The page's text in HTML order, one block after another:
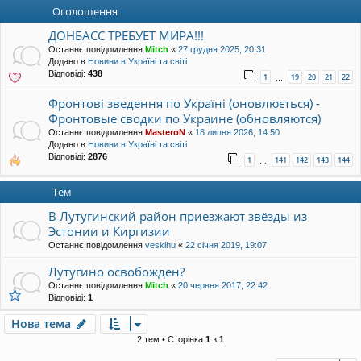
Оголошення
ДОНБАСС ТРЕБУЕТ МИРА!!!
Останнє повідомлення Mitch « 27 грудня 2025, 20:31
Додано в Новини в Україні та світі
Відповіді: 438 1 … 19 20 21 22
Фронтові зведення по Україні (оновлюється) -
Фронтовые сводки по Украине (обновляются)
Останнє повідомлення MasteroN « 18 липня 2026, 14:50
Додано в Новини в Україні та світі
Відповіді: 2876 1 … 141 142 143 144
Тем
В Лутугинский район приезжают звёзды из
Эстонии и Киргизии
Останнє повідомлення veskihu « 22 січня 2019, 19:07
Лутугино освобожден?
Останнє повідомлення Mitch « 20 червня 2017, 22:42
Відповіді: 1
Нова тема
2 тем • Сторінка 1 з 1